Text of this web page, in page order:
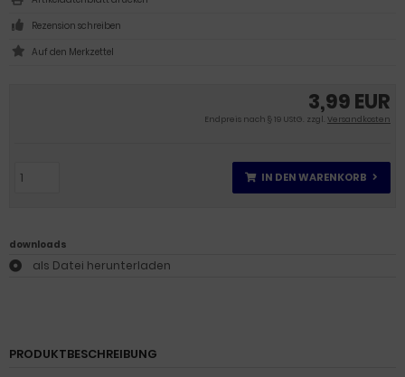
3,99 EUR
Endpreis nach § 19 UStG. zzgl. Versandkosten
IN DEN WARENKORB
Rezension schreiben
downloads
als Datei herunterladen
PRODUKTBESCHREIBUNG